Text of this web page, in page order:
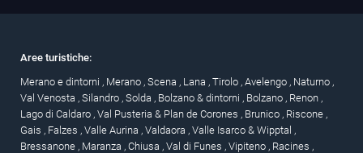
Aree turistiche:
Merano e dintorni , Merano , Scena , Lana , Tirolo , Avelengo , Naturno ,
Val Venosta , Silandro , Solda , Bolzano & dintorni , Bolzano , Renon ,
Lago di Caldaro , Val Pusteria & Plan de Corones , Brunico , Riscone ,
Gais , Falzes , Valle Aurina , Valdaora , Valle Isarco & Wipptal ,
Bressanone , Maranza , Chiusa , Val di Funes , Vipiteno , Racines ,